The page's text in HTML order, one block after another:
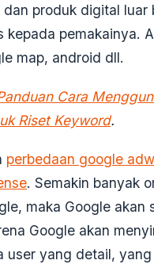
produk digital luar
kepada pemakainya.
map, android dll.
Cara
Riset Keyword.
perbedaan google
. Semakin banyak
maka Google akan
Google akan
user yang detail,